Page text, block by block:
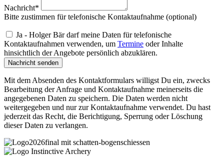
Nachricht*
Bitte zustimmen für telefonische Kontaktaufnahme (optional)
Ja - Holger Bär darf meine Daten für telefonische
Kontaktaufnahmen verwenden, um Termine oder Inhalte
hinsichtlich der Angebote persönlich abzuklären.
Nachricht senden
Mit dem Absenden des Kontaktformulars willigst Du ein, zwecks
Bearbeitung der Anfrage und Kontaktaufnahme meinerseits die
angegebenen Daten zu speichern. Die Daten werden nicht
weitergegeben und nur zur Kontaktaufnahme verwendet. Du hast
jederzeit das Recht, die Berichtigung, Sperrung oder Löschung
dieser Daten zu verlangen.